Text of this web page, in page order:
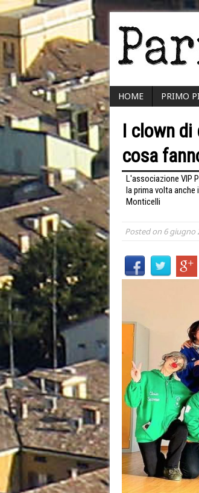
HOME PRIMO
I clown
cosa
L'associazione VIP
la prima volta anche
Monticelli
Posted on 6 giugno